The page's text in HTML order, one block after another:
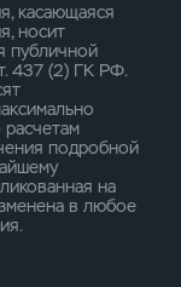
касающаяся
носит
публичной
437 (2) ГК РФ.
подробной
на
в любое